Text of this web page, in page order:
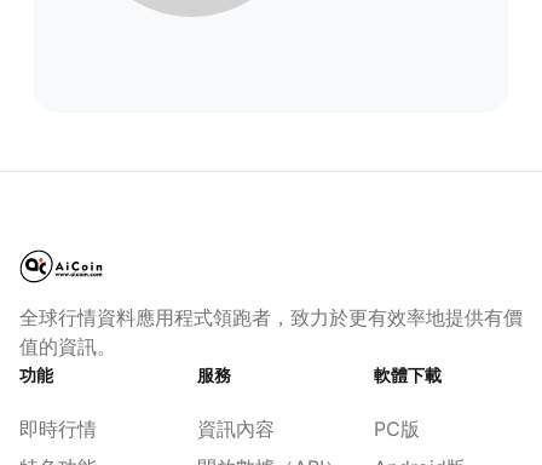
全球行情資料應用程式領跑者，致力於更有效率地提供有價
值的資訊。
功能
即時行情
服務
資訊內容
軟體下載
PC版